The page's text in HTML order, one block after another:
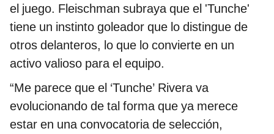
el juego. Fleischman subraya que el 'Tunche'
tiene un instinto goleador que lo distingue de
otros delanteros, lo que lo convierte en un
activo valioso para el equipo.
“Me parece que el ‘Tunche’ Rivera va
evolucionando de tal forma que ya merece
estar en una convocatoria de selección,